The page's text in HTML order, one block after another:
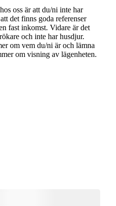
oss är att du/ni inte har
det finns goda referenser
fast inkomst. Vidare är det
och inte har husdjur.
om vem du/ni är och lämna